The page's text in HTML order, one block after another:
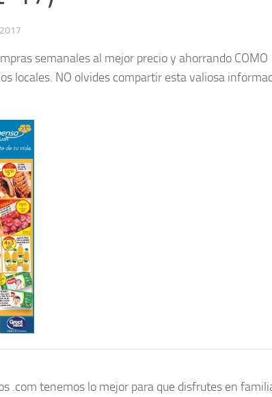
semanales al mejor precio y ahorrando COMO
locales. NO olvides compartir esta valiosa
.com tenemos lo mejor para que disfrutes en